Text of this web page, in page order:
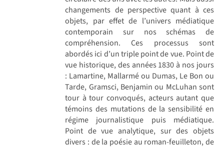
changements de perspective quant à ces
objets, par effet de l’univers médiatique
contemporain sur nos schémas de
compréhension. Ces processus sont
abordés ici d’un triple point de vue. Point de
vue historique, des années 1830 à nos jours
: Lamartine, Mallarmé ou Dumas, Le Bon ou
Tarde, Gramsci, Benjamin ou McLuhan sont
tour à tour convoqués, acteurs autant que
témoins des mutations de la sensibilité en
régime journalistique puis médiatique.
Point de vue analytique, sur des objets
divers : de la poésie au roman-feuilleton, de